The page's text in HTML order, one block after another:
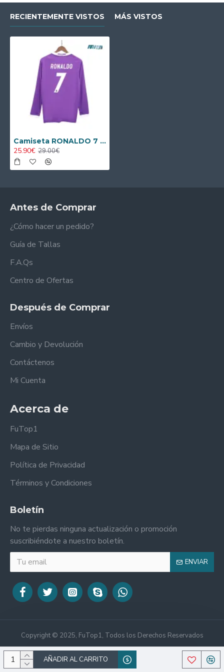
AÑADIR AL CARRITO
RECIENTEMENTE VISTOS MÁS VISTOS
Camiseta RONALDO 7 Calidad Premium Real Madrid Away 2016/17 Retro ML
25.90€ 29.00€
Antes de Comprar
¿Cómo hacer un pedido?
Guía de Tallas
F.A.Qs
Centro de Ofertas
Después de Comprar
Envíos
Cambio y Devolución
Contáctenos
Mi Cuenta
Acerca de
FuTop1
Mapa de Sitio
Política de Privacidad
Términos y Condiciones
Boletín
No te pierdas ninguna actualización o promoción
suscribiéndote a nuestro boletín.
ENVIAR
Copyright © 2025, FuTop1, Todos los Derechos Reservados